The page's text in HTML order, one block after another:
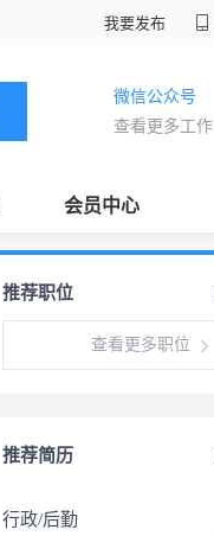
我要发布
微信公众号
查看更多工作
会员中心
推荐职位
查看更多职位
推荐简历
行政/后勤